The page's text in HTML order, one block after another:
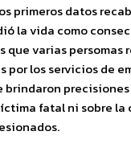
primeros datos
la vida como
que varias persomas
por los servicios de
brindaron
fatal ni sobre la